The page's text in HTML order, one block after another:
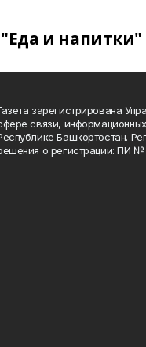
и напитки"
зарегистрирована
связи,
Башкортостан.
о регистрации: ПИ №